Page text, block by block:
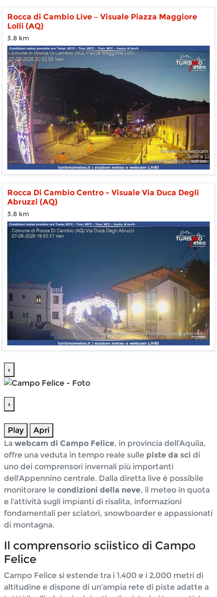
Rocca di Cambio Live – Visuale Piazza Maggiore
Lolli (AQ)
3.8 km
Rocca Di Cambio Centro - Visuale Via Duca Degli
Abruzzi (AQ)
3.8 km
‹
›
Play
Apri
La webcam di Campo Felice, in provincia dell’Aquila,
offre una veduta in tempo reale sulle piste da sci di
uno dei comprensori invernali più importanti
dell’Appennino centrale. Dalla diretta live è possibile
monitorare le condizioni della neve, il meteo in quota
e l’attività sugli impianti di risalita, informazioni
fondamentali per sciatori, snowboarder e appassionati
di montagna.
Il comprensorio sciistico di Campo
Felice
Campo Felice si estende tra i 1.400 e i 2.000 metri di
altitudine e dispone di un’ampia rete di piste adatte a